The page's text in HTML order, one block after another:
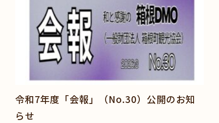
令和7年度「会報」（No.30）公開のお知
らせ